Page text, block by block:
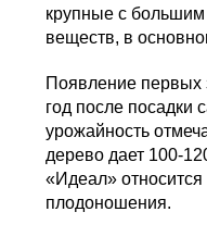
крупные с
веществ, в
Появление первых
год после посадки
урожайность
дерево дает 100-
«Идеал» относится
плодоношения.